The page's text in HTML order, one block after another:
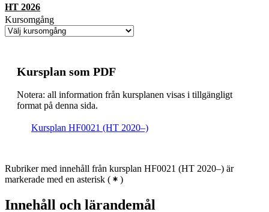
HT 2026
Kursomgång
Kursplan som PDF
Notera: all information från kursplanen visas i tillgängligt
format på denna sida.
Kursplan HF0021 (HT 2020–)
Rubriker med innehåll från kursplan HF0021 (HT 2020–) är
markerade med en asterisk ( )
Innehåll och lärandemål